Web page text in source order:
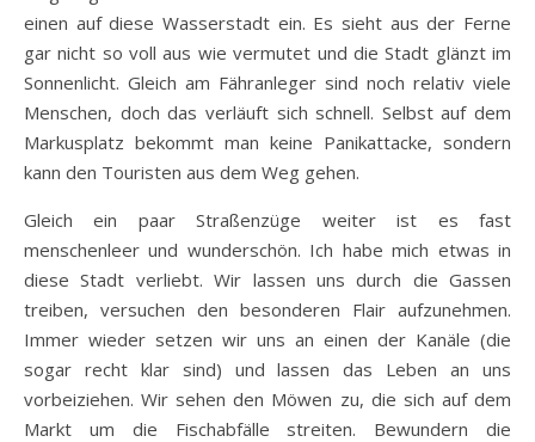
einen auf diese Wasserstadt ein. Es sieht aus der Ferne
gar nicht so voll aus wie vermutet und die Stadt glänzt im
Sonnenlicht. Gleich am Fähranleger sind noch relativ viele
Menschen, doch das verläuft sich schnell. Selbst auf dem
Markusplatz bekommt man keine Panikattacke, sondern
kann den Touristen aus dem Weg gehen.
Gleich ein paar Straßenzüge weiter ist es fast
menschenleer und wunderschön. Ich habe mich etwas in
diese Stadt verliebt. Wir lassen uns durch die Gassen
treiben, versuchen den besonderen Flair aufzunehmen.
Immer wieder setzen wir uns an einen der Kanäle (die
sogar recht klar sind) und lassen das Leben an uns
vorbeiziehen. Wir sehen den Möwen zu, die sich auf dem
Markt um die Fischabfälle streiten. Bewundern die